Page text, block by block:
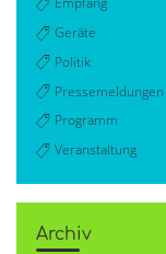
Geräte
Politik
Pressemeldungen
Programm
Veranstaltung
Archiv